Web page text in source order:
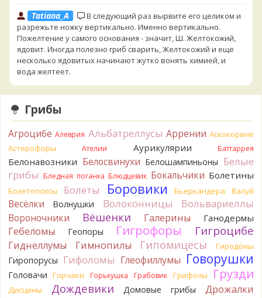
Tatiana_A
В следующий раз вырвите его целиком и
разрежьте ножку вертикально. Именно вертикально.
Пожелтение у самого основания - значит, Ш. Желтокожий,
ядовит. Иногда полезно гриб сварить, Желтокожий и еще
несколько ядовитых начинают жутко вонять химией, и
вода желтеет.
что это сыроежки? Полости в ножке нет, но центральная
часть видно, что другого цвета немного. Изменения цвета
на срезе нет. Росли на опушке под не старым дубом.
Кожица со шляпки вообще не снимается, вместо этого
обламываются края шляпки.
1 час назад
Спасибо, а определить вид шампиньона не
получится? У них у всех в том лесу очень длинные ножки. Но
при этом мякоть не краснеет на срезе/изломе и при
нажатии. Только ненадолго ножка на срезе слегка
пожелтела, но быстро обратно побелела. Запаха почти нет.
Tatiana_A Утопленники не определяются.
Tatiana_A
Почитайте, пожалуйста, какая нужна
Грибы
Агроцибе Алеврия Альбатреллусы Аррении Аскокорине
Астерофоры
Ателии Аурикулярии Баттаррея
Белонавозники Белосвинухи Белошампиньоны Белые
грибы Бледная поганка Блюдцевик Бокальчики Болетины
Болетопсисы Болеты Боровики Бьеркандера Валуй
Весёлки Волнушки Волоконницы Вольвариеллы
Вороночники Вёшенки Галерины Ганодермы
Гебеломы Геопоры Гигрофоры Гигроцибе
Гиднеллумы Гимнопилы Гипомицесы Гиродоны
Гиропорусы Гифоломы Глеофиллумы Говорушки
Головачи Горчаки Горькушка Грабовик Грифолы Грузди
Дисцины Дождевики Домовые грибы Дрожалки